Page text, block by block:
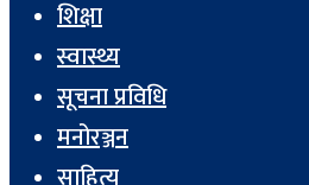
शिक्षा
स्वास्थ्य
सूचना प्रविधि
मनोरञ्जन